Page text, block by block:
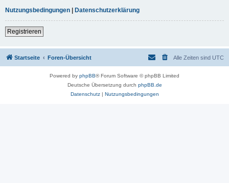
Nutzungsbedingungen | Datenschutzerklärung
Registrieren
Startseite Foren-Übersicht Alle Zeiten sind UTC
Powered by phpBB® Forum Software © phpBB Limited
Deutsche Übersetzung durch phpBB.de
Datenschutz| Nutzungsbedingungen